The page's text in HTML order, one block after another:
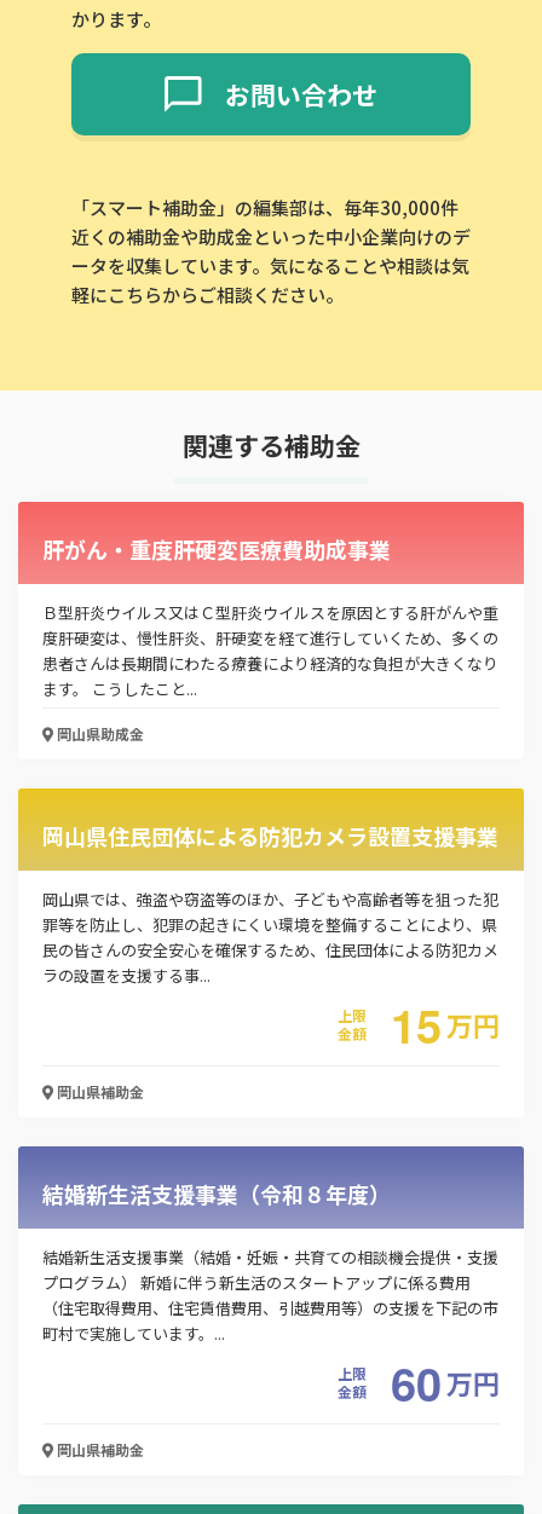
この補助金の情報をPDFダウンロード
子育てしやすい職場環境助成金
かります。
お問い合わせ
「スマート補助金」の編集部は、毎年30,000件
近くの補助金や助成金といった中小企業向けのデ
ータを収集しています。気になることや相談は気
軽にこちらからご相談ください。
関連する補助金
肝がん・重度肝硬変医療費助成事業
Ｂ型肝炎ウイルス又はＣ型肝炎ウイルスを原因とする肝がんや重
度肝硬変は、慢性肝炎、肝硬変を経て進行していくため、多くの
患者さんは長期間にわたる療養により経済的な負担が大きくなり
ます。 こうしたこと...
岡山県助成金
岡山県住民団体による防犯カメラ設置支援事業
岡山県では、強盗や窃盗等のほか、子どもや高齢者等を狙った犯
罪等を防止し、犯罪の起きにくい環境を整備することにより、県
民の皆さんの安全安心を確保するため、住民団体による防犯カメ
ラの設置を支援する事...
上限
金額
15万円
岡山県補助金
結婚新生活支援事業（令和８年度）
結婚新生活支援事業（結婚・妊娠・共育ての相談機会提供・支援
プログラム） 新婚に伴う新生活のスタートアップに係る費用
（住宅取得費用、住宅賃借費用、引越費用等）の支援を下記の市
町村で実施しています。...
上限
金額
60万円
岡山県補助金